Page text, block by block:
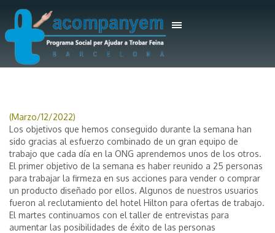
(Marzo/12/2022)
Los objetivos que hemos conseguido durante la semana han
sido gracias al esfuerzo combinado de un gran equipo de
trabajo que cada día en la ONG aprendemos unos de los otros.
El primer objetivo de la semana es haber reunido a 25 personas
para trabajar la firmeza en sus acciones para vender o comprar
un producto diseñado por ellos. Algunos de nuestros usuarios
fueron al reclutamiento del hotel Hilton para ofertas de trabajo.
El martes continuamos con el taller de entrevistas para
aumentar las posibilidades de éxito de las personas